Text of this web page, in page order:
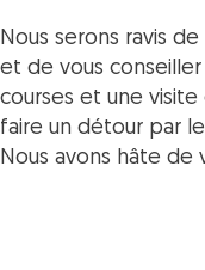
Nous serons ravis
et de vous
courses et une
faire un détour par le
Nous avons hâte de